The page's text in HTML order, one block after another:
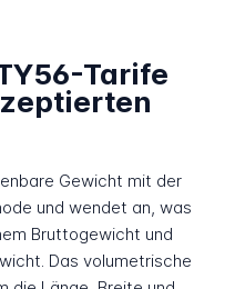
Tarife
Gewicht mit der
und wendet an, was
Bruttogewicht und
Das volumetrische